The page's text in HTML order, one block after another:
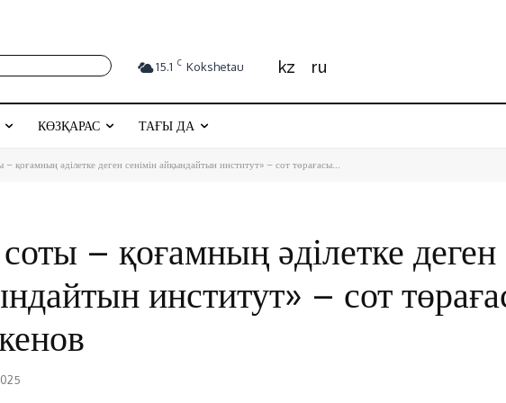
15.1 C Kokshetau kz ru
КӨЗҚАРАС ТАҒЫ ДА
– қоғамның әділетке деген сенімін айқындайтын институт» – сот төрағасы...
– қоғамның әділетке деген
институт» – сот